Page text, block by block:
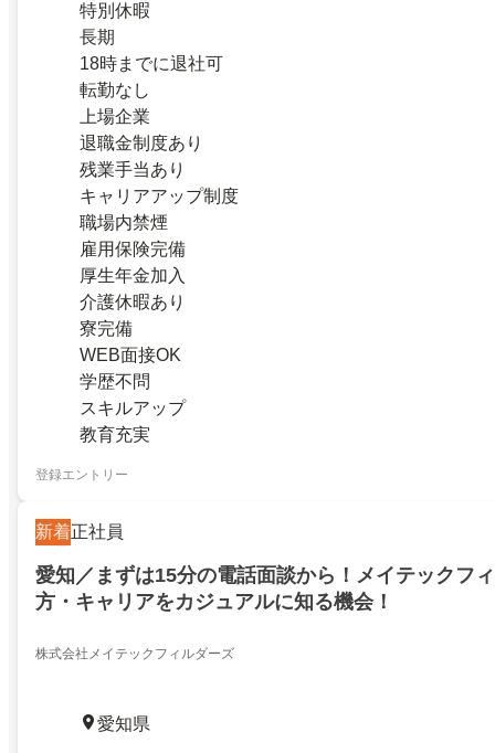
特別休暇
長期
18時までに退社可
転勤なし
上場企業
退職金制度あり
残業手当あり
キャリアアップ制度
職場内禁煙
雇用保険完備
厚生年金加入
介護休暇あり
寮完備
WEB面接OK
学歴不問
スキルアップ
教育充実
登録エントリー
新着正社員
愛知／まずは15分の電話面談から！メイテックフ
方・キャリアをカジュアルに知る機会！
株式会社メイテックフィルダーズ
愛知県